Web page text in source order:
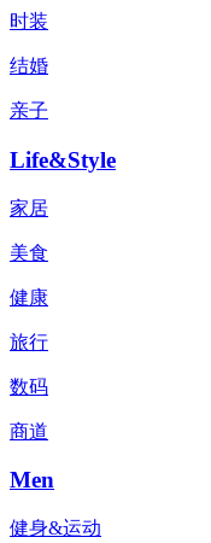
时装
结婚
亲子
Life&Style
家居
美食
健康
旅行
数码
商道
Men
健身&运动